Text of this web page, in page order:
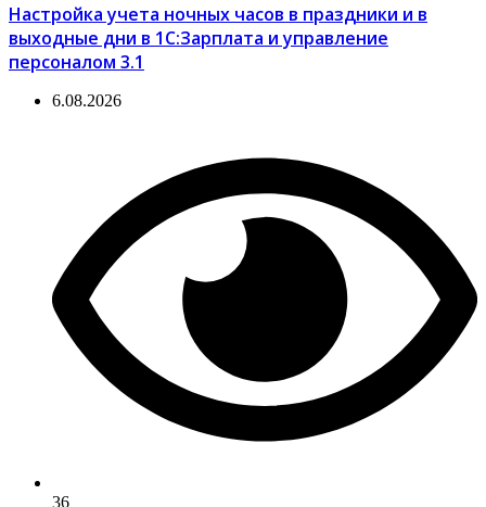
Настройка учета ночных часов в праздники и в
выходные дни в 1С:Зарплата и управление
персоналом 3.1
6.08.2026
36